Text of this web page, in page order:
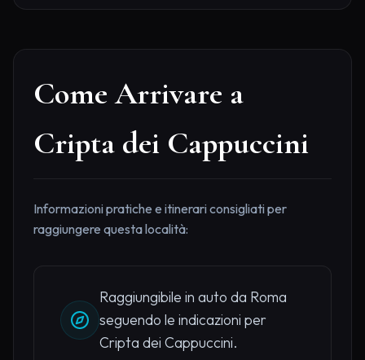
Come Arrivare a
Cripta dei Cappuccini
Informazioni pratiche e itinerari consigliati per
raggiungere questa località:
Raggiungibile in auto da Roma
seguendo le indicazioni per
Cripta dei Cappuccini.